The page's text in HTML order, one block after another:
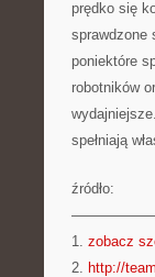
prędko się
sprawdzone
poniektóre
robotników
spełniają
źródło:
1. zobacz
2. http://